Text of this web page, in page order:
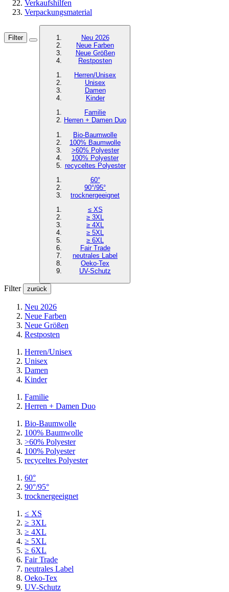
Verkaufshilfen
Verpackungsmaterial
Filter
Neu 2026
Neue Farben
Neue Größen
Restposten
Herren/Unisex
Unisex
Damen
Kinder
Familie
Herren + Damen Duo
Bio-Baumwolle
100% Baumwolle
>60% Polyester
100% Polyester
recyceltes Polyester
60°
90°/95°
trocknergeeignet
≤ XS
≥ 3XL
≥ 4XL
≥ 5XL
≥ 6XL
Fair Trade
neutrales Label
Oeko-Tex
UV-Schutz
Filter zurück
Neu 2026
Neue Farben
Neue Größen
Restposten
Herren/Unisex
Unisex
Damen
Kinder
Familie
Herren + Damen Duo
Bio-Baumwolle
100% Baumwolle
>60% Polyester
100% Polyester
recyceltes Polyester
60°
90°/95°
trocknergeeignet
≤ XS
≥ 3XL
≥ 4XL
≥ 5XL
≥ 6XL
Fair Trade
neutrales Label
Oeko-Tex
UV-Schutz